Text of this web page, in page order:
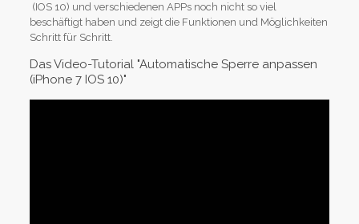
(IOS 10) und verschiedenen APPs noch nicht so viel
beschäftigt haben und zeigt die Funktionen und Möglichkeiten
Schritt für Schritt.
Das Video-Tutorial "Automatische Sperre anpassen
(iPhone 7 IOS 10)"